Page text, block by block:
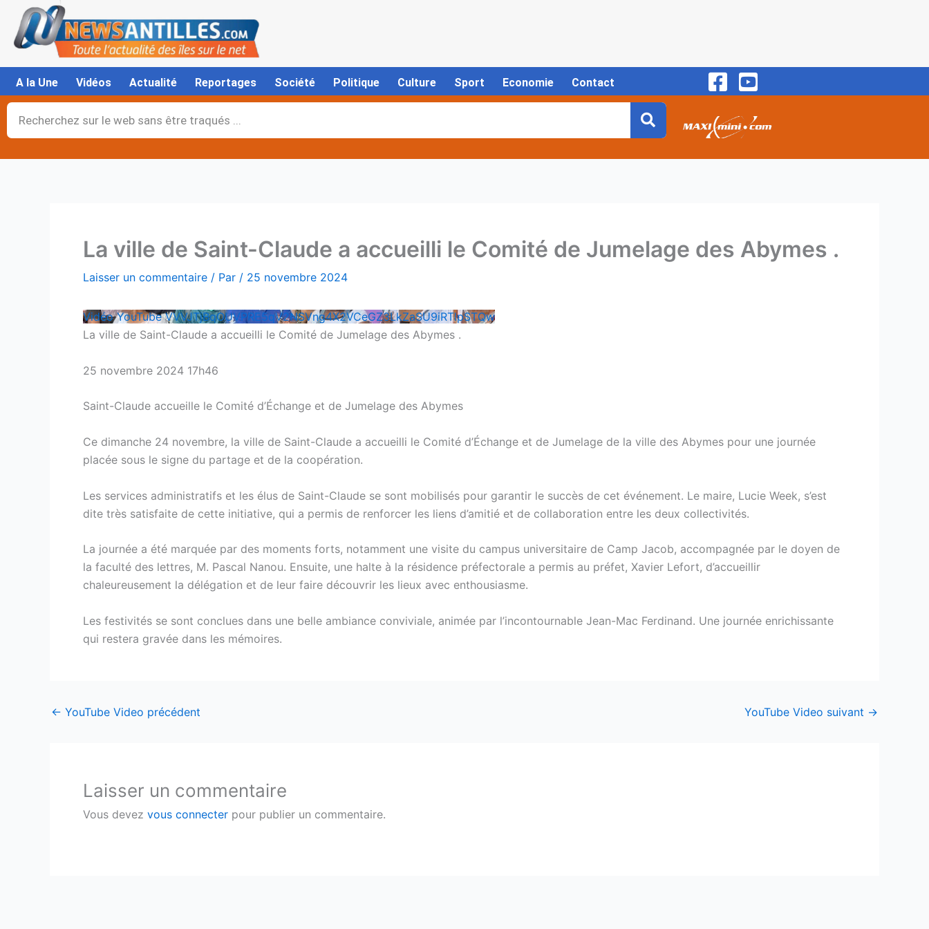
contenu
A la Une Vidéos Actualité Reportages Société Politique Culture Sport Economie Contact
Rechercher
La ville de Saint-Claude a accueilli le Comité de Jumelage des Abymes .
Laisser un commentaire / Par / 25 novembre 2024
Vidéo YouTube VVVJTjBqOUVPRE5qV2NSVng4X2VCeGZ3LkZaSU9iRTlpSTQw
La ville de Saint-Claude a accueilli le Comité de Jumelage des Abymes .
25 novembre 2024 17h46
Saint-Claude accueille le Comité d’Échange et de Jumelage des Abymes
Ce dimanche 24 novembre, la ville de Saint-Claude a accueilli le Comité d’Échange et de Jumelage de la ville des Abymes pour une journée
placée sous le signe du partage et de la coopération.
Les services administratifs et les élus de Saint-Claude se sont mobilisés pour garantir le succès de cet événement. Le maire, Lucie Week, s’est
dite très satisfaite de cette initiative, qui a permis de renforcer les liens d’amitié et de collaboration entre les deux collectivités.
La journée a été marquée par des moments forts, notamment une visite du campus universitaire de Camp Jacob, accompagnée par le doyen de
la faculté des lettres, M. Pascal Nanou. Ensuite, une halte à la résidence préfectorale a permis au préfet, Xavier Lefort, d’accueillir
chaleureusement la délégation et de leur faire découvrir les lieux avec enthousiasme.
Les festivités se sont conclues dans une belle ambiance conviviale, animée par l’incontournable Jean-Mac Ferdinand. Une journée enrichissante
qui restera gravée dans les mémoires.
← YouTube Video précédent YouTube Video suivant →
Laisser un commentaire
Vous devez vous connecter pour publier un commentaire.